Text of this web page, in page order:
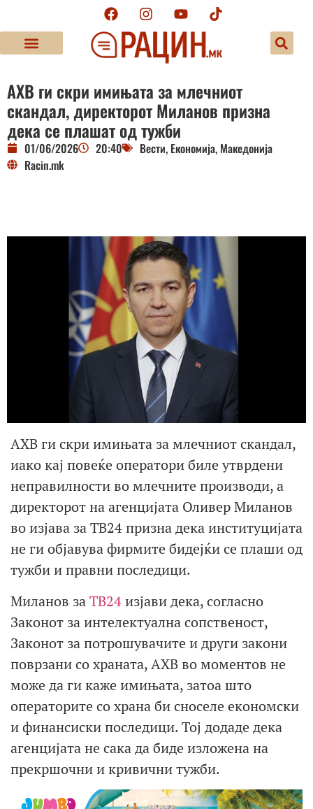
АХВ ги скри имињата за млечниот
скандал, директорот Миланов призна
дека се плашат од тужби
01/06/2026 20:40 Вести, Економија, Македонија
Racin.mk
АХВ ги скри имињата за млечниот скандал,
иако кај повеќе оператори биле утврдени
неправилности во млечните производи, а
директорот на агенцијата Оливер Миланов
во изјава за ТВ24 призна дека институцијата
не ги објавува фирмите бидејќи се плаши од
тужби и правни последици.
Миланов заТВ24изјави дека, согласно
Законот за интелектуална сопственост,
Законот за потрошувачите и други закони
поврзани со храната, АХВ во моментов не
може да ги каже имињата, затоа што
операторите со храна би сноселе економски
и финансиски последици. Тој додаде дека
агенцијата не сака да биде изложена на
прекршочни и кривични тужби.